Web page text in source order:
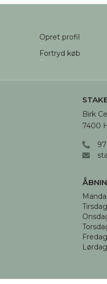
Opret profil
Fortryd køb
Birk
7400